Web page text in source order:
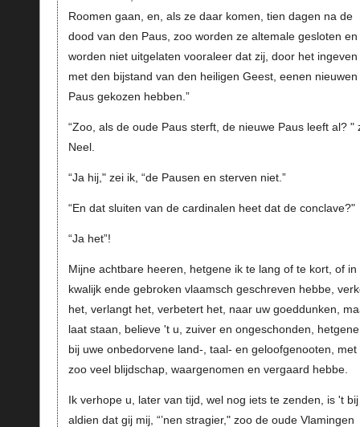
Roomen gaan, en, als ze daar komen, tien dagen na de
dood van den Paus, zoo worden ze altemale gesloten en
worden niet uitgelaten vooraleer dat zij, door het ingeven
met den bijstand van den heiligen Geest, eenen nieuwen
Paus gekozen hebben.”
“Zoo, als de oude Paus sterft, de nieuwe Paus leeft al? "
Neel.
“Ja hij," zei ik, “de Pausen en sterven niet.”
“En dat sluiten van de cardinalen heet dat de conclave?"
“Ja het”!
Mijne achtbare heeren, hetgene ik te lang of te kort, of in
kwalijk ende gebroken vlaamsch geschreven hebbe,
het, verlangt het, verbetert het, naar uw goeddunken,
laat staan, believe 't u, zuiver en ongeschonden,
bij uwe onbedorvene land-, taal- en geloofgenooten, met
zoo veel blijdschap, waargenomen en vergaard hebbe.
Ik verhope u, later van tijd, wel nog iets te zenden, is 't bij
aldien dat gij mij, “’nen stragier," zoo de oude Vlamingen